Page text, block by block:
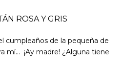
ROSA Y GRIS
cumpleaños de la pequeña de
mí... ¡Ay madre! ¿Alguna tiene